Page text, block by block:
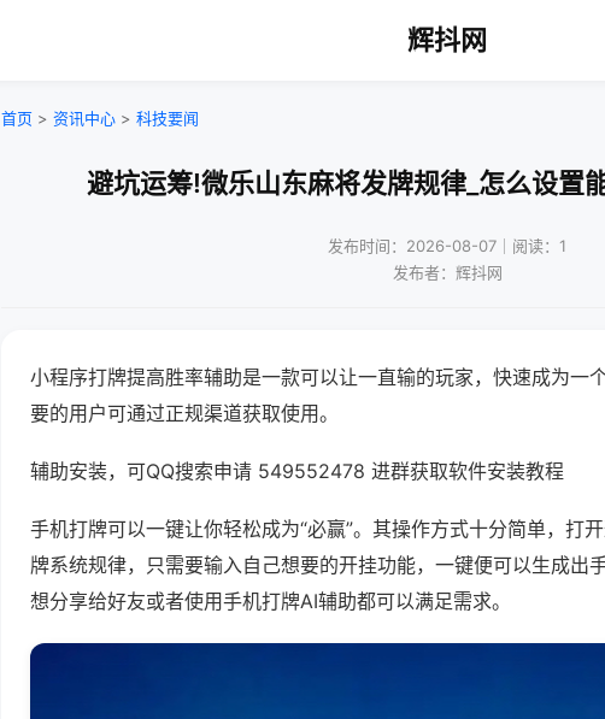
辉抖网
首页 > 资讯中心 > 科技要闻
避坑运筹!微乐山东麻将发牌规律_怎么设置
发布时间：2026-08-07｜阅读：1
发布者：辉抖网
小程序打牌提高胜率辅助是一款可以让一直输的玩家，快速成为一
要的用户可通过正规渠道获取使用。
辅助安装，可QQ搜索申请 549552478 进群获取软件安装教程
手机打牌可以一键让你轻松成为“必赢”。其操作方式十分简单，打
牌系统规律，只需要输入自己想要的开挂功能，一键便可以生成出
想分享给好友或者使用手机打牌AI辅助都可以满足需求。